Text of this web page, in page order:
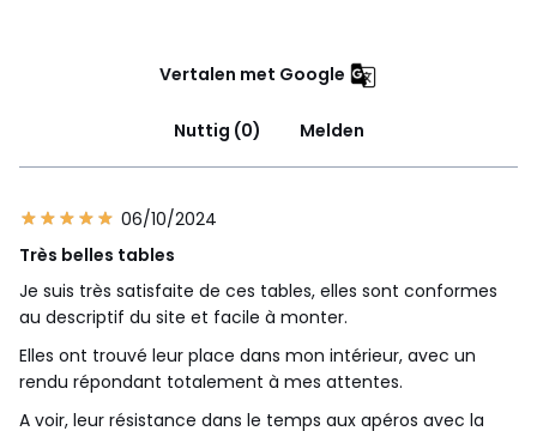
Vertalen met Google
Nuttig (0) Melden
06/10/2024
Très belles tables
Je suis très satisfaite de ces tables, elles sont conformes
au descriptif du site et facile à monter.
Elles ont trouvé leur place dans mon intérieur, avec un
rendu répondant totalement à mes attentes.
A voir, leur résistance dans le temps aux apéros avec la